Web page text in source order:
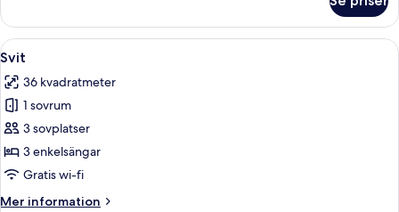
Öppna
alla
foton
för
Svit
Ett hotellrum med en stor säng, en
9
Svit
36 kvadratmeter
1 sovrum
3 sovplatser
3 enkelsängar
Gratis wi-fi
Mer information
Mer